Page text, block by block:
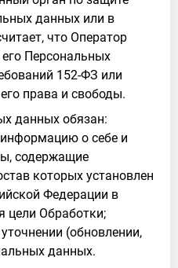
данных или в
что Оператор
Персональных
152-ФЗ или
права и свободы.
данных обязан:
о себе и
содержащие
которых установлен
Федерации в
цели Обработки;
(обновлении,
данных.